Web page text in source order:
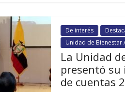
De interés
Unidad de Bienestar
La Unidad
presentó
de cuentas